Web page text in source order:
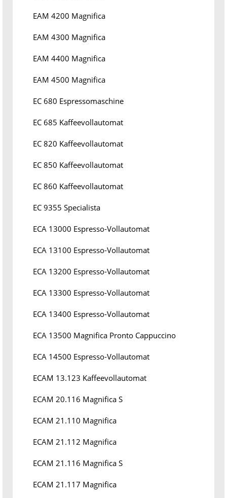
EAM 4200 Magnifica
EAM 4300 Magnifica
EAM 4400 Magnifica
EAM 4500 Magnifica
EC 680 Espressomaschine
EC 685 Kaffeevollautomat
EC 820 Kaffeevollautomat
EC 850 Kaffeevollautomat
EC 860 Kaffeevollautomat
EC 9355 Specialista
ECA 13000 Espresso-Vollautomat
ECA 13100 Espresso-Vollautomat
ECA 13200 Espresso-Vollautomat
ECA 13300 Espresso-Vollautomat
ECA 13400 Espresso-Vollautomat
ECA 13500 Magnifica Pronto Cappuccino
ECA 14500 Espresso-Vollautomat
ECAM 13.123 Kaffeevollautomat
ECAM 20.116 Magnifica S
ECAM 21.110 Magnifica
ECAM 21.112 Magnifica
ECAM 21.116 Magnifica S
ECAM 21.117 Magnifica